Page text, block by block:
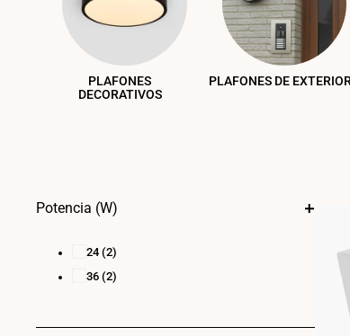
PLAFONES
DECORATIVOS
PLAFONES DE
Potencia (W)
24 (2)
36 (2)